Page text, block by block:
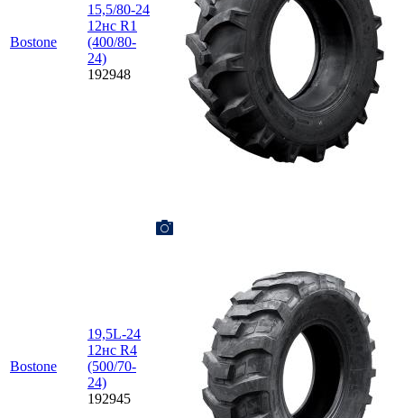
Bostone
15,5/80-24
12нс R1
(400/80-
24)
192948
Bostone
19,5L-24
12нс R4
(500/70-
24)
192945